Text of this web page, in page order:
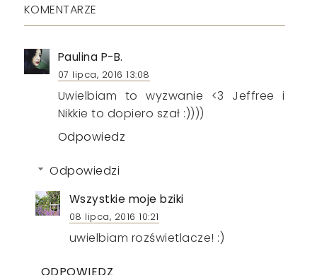
KOMENTARZE
Paulina P-B.
07 lipca, 2016 13:08
Uwielbiam to wyzwanie <3 Jeffree i
Nikkie to dopiero szał :))))
Odpowiedz
Odpowiedzi
Wszystkie moje bziki
08 lipca, 2016 10:21
uwielbiam rozświetlacze! :)